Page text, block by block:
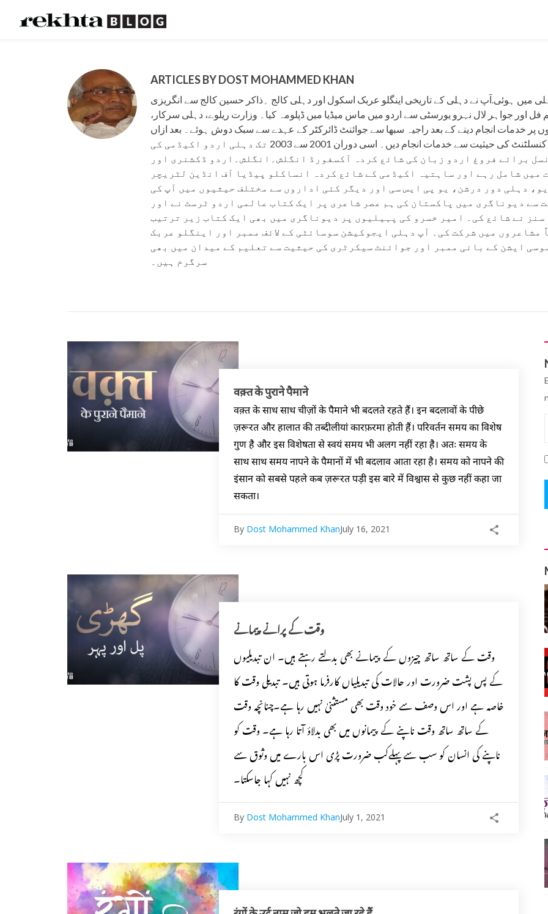
ARTICLES BY DOST MOHAMMED KHAN
نبی خاں کی پیدائش نومبر، 1953 کو دہلی میں ہوئی.آپ نے دہلی کے تاریخی اینگلو عربک اسکول اور دہلی کالج ؍ذاکر حسین کالج سے انگریزی
فل اور جواہر لال نہرو یورسٹی سے اردو میں ماس میڈیا میں ڈپلومہ کیا۔ وزارت ریلوے، دہلی سرکار،
پر خدمات انجام دینے کے بعد راجیہ سبھا سے جوائنٹ ڈائرکٹر کے عہدے سے سبک دوش ہوئے۔ بعد ازاں
وزارت اقلیتی امور، بھارت سرکار میں ایک برس کنسلٹنٹ کی حیثیت سے خدمات انجام دیں۔ اسی دوران 2001 سے 2003 تک دہلی اردو اکیڈمی کی
برائے فروغ اردو زبان کی شائع کردہ آکسفورڈ انگلش۔انگلش۔اردو ڈکشنری اور
میں شامل رہے اور ساہتیہ اکیڈمی کے شائع کردہ انساکلو پیڈیا آف انڈین لٹریچر
دہلی دور درشن، یو پی ایس سی اور دیگر کئی اداروں سے مختلف حیثیوں میں آپ کی
سے دیوناگری میں پاکستان کی ہم عصر شاعری پر ایک کتاب عالمی اردو ٹرسٹ نے اور
نے شائع کی۔ امیر خسرو کی پہیلیوں پر دیوناگری میں بھی ایک کتاب زیر ترتیب
مشاعروں میں شرکت کی۔ آپ دہلی ایجوکیشن سوسائٹی کے لائف ممبر اور اینگلو عربک
ایشن کے بانی ممبر اور جوائنٹ سیکرٹری کی حیثیت سے تعلیم کے میدان میں بھی
سرگرم ہیں۔
वक़्त के पुराने पैमाने
वक़्त के साथ साथ चीज़ों के पैमाने भी बदलते रहते हैं। इन बदलावों के पीछे
ज़रूरत और हालात की तब्दीलीयां कारफ़रमा होती हैं। परिवर्तन समय का विशेष
गुण है और इस विशेषता से स्वयं समय भी अलग नहीं रहा है। अतः समय के
साथ साथ समय नापने के पैमानों में भी बदलाव आता रहा है। समय को नापने की
इंसान को सबसे पहले कब ज़रूरत पड़ी इस बारे में विश्वास से कुछ नहीं कहा जा
सकता।
By Dost Mohammed KhanJuly 16, 2021
وقت کے پرانے پیمانے
وقت کے ساتھ ساتھ چیزوں کے پیمانے بھی بدلتے رہتے ہیں۔ ان تبدیلیوں
کے پس پشت ضرورت اور حالات کی تبدیلیاں کارفرما ہوتی ہیں۔ تبدیلی وقت کا
خاصہ ہے اور اس وصف سے خود وقت بھی مستثنیٰ نہیں رہا ہے۔چنانچہ وقت
کے ساتھ ساتھ وقت ناپنے کے پیمانوں میں بھی بدلاؤ آتا رہا ہے۔ وقت کو
ناپنے کی انسان کو سب سے پہلےکب ضرورت پڑی اس بارے میں وثوق سے
کچھ نہیں کہا جاسکتا۔
By Dost Mohammed KhanJuly 1, 2021